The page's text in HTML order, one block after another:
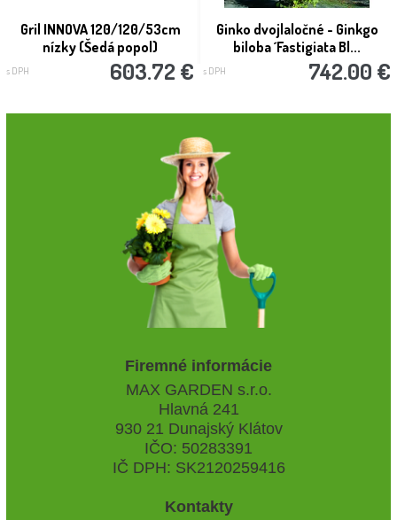
Gril INNOVA 120/120/53cm
nízky (Šedá popol)
s DPH 603.72 €
Ginko dvojlaločné - Ginkgo
biloba ´Fastigiata Bl...
s DPH 742.00 €
Firemné informácie
MAX GARDEN s.r.o.
Hlavná 241
930 21 Dunajský Klátov
IČO: 50283391
IČ DPH: SK2120259416
Kontakty